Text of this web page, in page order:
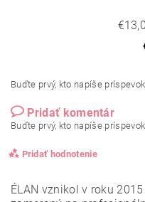
Buďte prvý, kto napíše
Pridať komentár
Buďte prvý, kto napíše
Pridať hodnotenie
ÉLAN vznikol v roku